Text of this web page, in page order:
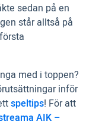
sedan på en
står alltså på
med i toppen?
inför
speltips! För att
AIK –